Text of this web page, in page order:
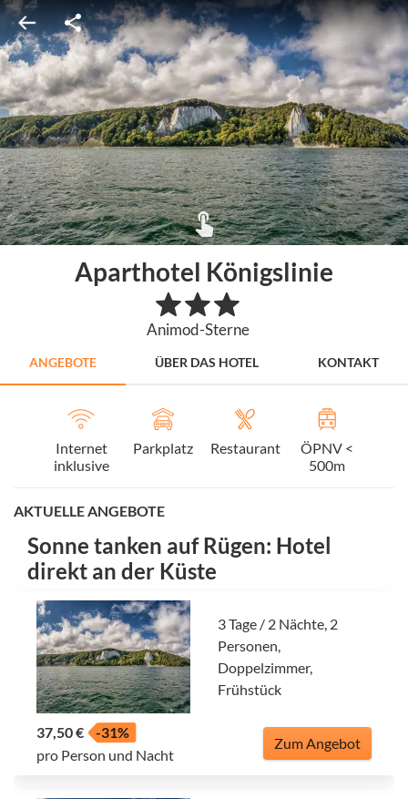
Aparthotel Königslinie
Animod-Sterne
ANGEBOTE ÜBER DAS HOTEL KONTAKT
Internet
inklusive
Parkplatz Restaurant
ÖPNV <
500m
AKTUELLE ANGEBOTE
Sonne tanken auf Rügen: Hotel
direkt an der Küste
3 Tage / 2 Nächte, 2
Personen,
Doppelzimmer,
Frühstück
37,50 €
-31%
pro Person und Nacht
Zum Angebot